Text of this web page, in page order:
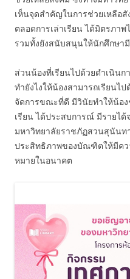
เห็นจุดสำคัญในการช่วยเหลือ
ตลอดการเล่าเรียน ได้มิตรภา
รวมทั้งยังสนับสนุนให้นักศึกษา
ส่วนน้องที่เรียนไปด้วยดำเนิน
ทำยังไงให้น้องสามารถเรียนไ
จัดการขณะที่ดี มีวินัยทำให้น้อง
เรียน ได้ประสบการณ์ มีรายได้
มหาวิทยาลัยราชภัฏสวนสุนัน
ประสิทธิภาพของบัณฑิตให้มีคว
หมายในอนาคต